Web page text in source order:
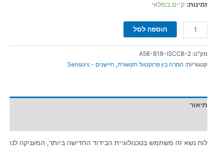
זמינות: קיים במלאי
הוספה לסל
מק"ט: A58-B18-ISCCB-2
קטגוריות: המרה בין פרוקטוול תקשורת, חיישנים - Sensors
תיאור
לוח נשא זה משתמש בטכנולוגיית הבידוד החדישה ביותר, המעניקה לנו